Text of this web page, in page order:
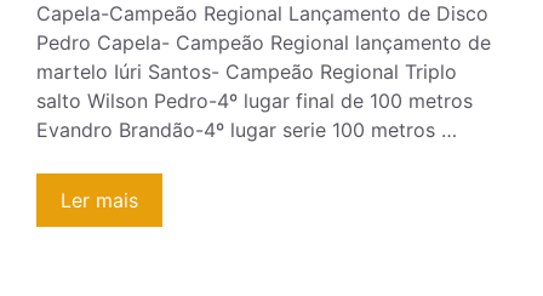
Capela-Campeão Regional Lançamento de Disco
Pedro Capela- Campeão Regional lançamento de
martelo Iúri Santos- Campeão Regional Triplo
salto Wilson Pedro-4º lugar final de 100 metros
Evandro Brandão-4º lugar serie 100 metros …
Ler mais